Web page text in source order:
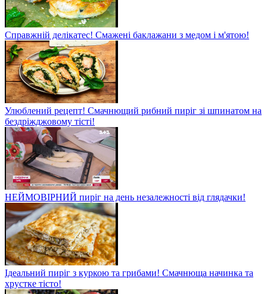
Справжній делікатес! Смажені баклажани з медом і м'ятою!
Улюблений рецепт! Смачнющий рибний пиріг зі шпинатом на
бездріжджовому тісті!
НЕЙМОВІРНИЙ пиріг на день незалежності від глядачки!
Ідеальний пиріг з куркою та грибами! Смачнюща начинка та
хрустке тісто!